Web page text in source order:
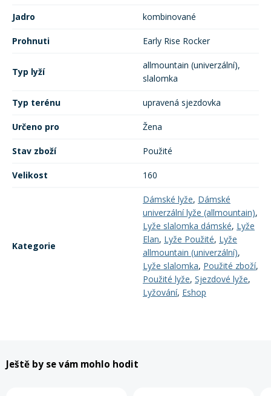
Jadro kombinované
Prohnuti Early Rise Rocker
Typ lyží
allmountain (univerzální),
slalomka
Typ terénu upravená sjezdovka
Určeno pro Žena
Stav zboží Použité
Velikost 160
Kategorie
Dámské lyže, Dámské
univerzální lyže (allmountain),
Lyže slalomka dámské, Lyže
Elan, Lyže Použité, Lyže
allmountain (univerzální),
Lyže slalomka, Použité zboží,
Použité lyže, Sjezdové lyže,
Lyžování, Eshop
Ještě by se vám mohlo hodit